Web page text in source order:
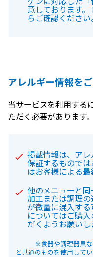
意しております
らご確認ください。
アレルギー情報を
当サービスを利用する
ただく必要があります。
掲載情報は、ア
保証するもので
はお客様による最
他のメニューと同
加工または調理
が微量に混入す
についてはご購
だくようお願いし
※食器や調理器具など
と共通のものを使用してい